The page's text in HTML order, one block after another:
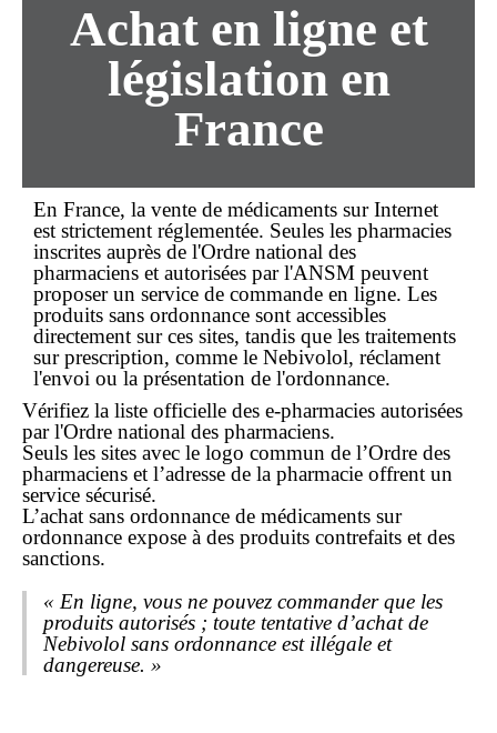
Achat en ligne et
législation en
France
En France, la vente de médicaments sur Internet
est strictement réglementée. Seules les pharmacies
inscrites auprès de l'Ordre national des
pharmaciens et autorisées par l'ANSM peuvent
proposer un service de commande en ligne. Les
produits sans ordonnance sont accessibles
directement sur ces sites, tandis que les traitements
sur prescription, comme le Nebivolol, réclament
l'envoi ou la présentation de l'ordonnance.
Vérifiez la liste officielle des e-pharmacies autorisées
par l'Ordre national des pharmaciens.
Seuls les sites avec le logo commun de l’Ordre des
pharmaciens et l’adresse de la pharmacie offrent un
service sécurisé.
L’achat sans ordonnance de médicaments sur
ordonnance expose à des produits contrefaits et des
sanctions.
« En ligne, vous ne pouvez commander que les
produits autorisés ; toute tentative d’achat de
Nebivolol sans ordonnance est illégale et
dangereuse. »